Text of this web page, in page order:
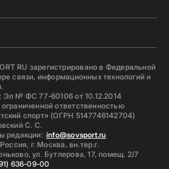
RU зарегистрировано в Федеральной
связи, информационных технологий и
Эл № ФС 77-60106 от 10.12.2014
ответственностью
спорт» (ОГРН 5147746142704)
С. С.
редакции: info@sovsport.ru
г. Москва, вн.тер.г.
ул. Бутлерова, 17, помещ. 2/7
636-09-00